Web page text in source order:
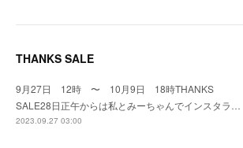
THANKS SALE
9月27日 12時 〜 10月9日 18時THANKS
SALE28日正午からは私とみーちゃんでインスタラ…
2023.09.27 03:00